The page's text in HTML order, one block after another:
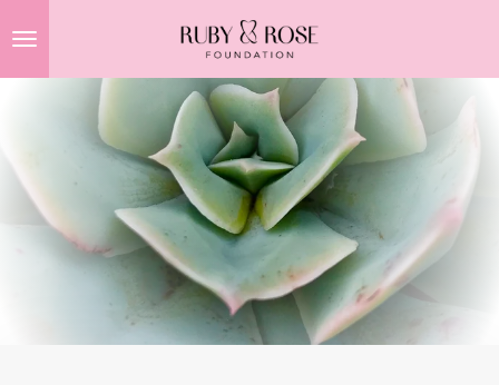
direct
naar
hoofdinhoud